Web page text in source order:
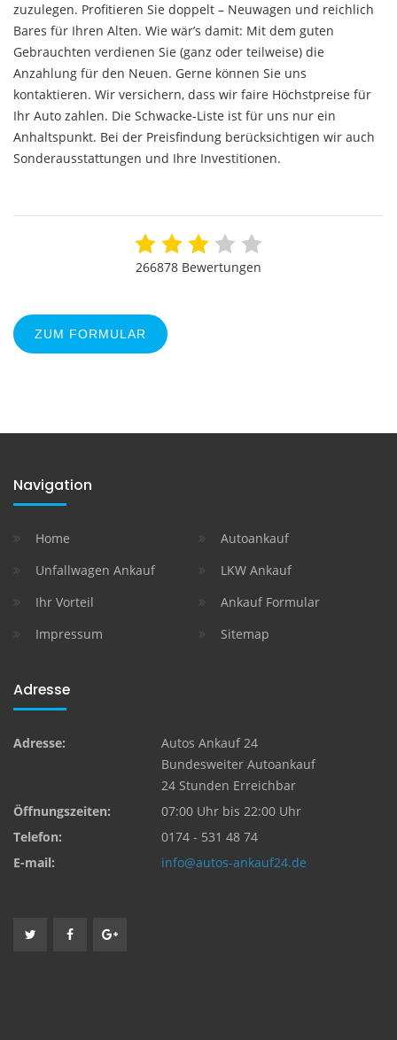
zuzulegen. Profitieren Sie doppelt – Neuwagen und reichlich
Bares für Ihren Alten. Wie wär’s damit: Mit dem guten
Gebrauchten verdienen Sie (ganz oder teilweise) die
Anzahlung für den Neuen. Gerne können Sie uns
kontaktieren. Wir versichern, dass wir faire Höchstpreise für
Ihr Auto zahlen. Die Schwacke-Liste ist für uns nur ein
Anhaltspunkt. Bei der Preisfindung berücksichtigen wir auch
Sonderausstattungen und Ihre Investitionen.
266878 Bewertungen
ZUM FORMULAR
Navigation
Home
Autoankauf
Unfallwagen Ankauf
LKW Ankauf
Ihr Vorteil
Ankauf Formular
Impressum
Sitemap
Adresse
Adresse:
Autos Ankauf 24
Bundesweiter Autoankauf
24 Stunden Erreichbar
Öffnungszeiten:
07:00 Uhr bis 22:00 Uhr
Telefon:
0174 - 531 48 74
E-mail:
info@autos-ankauf24.de